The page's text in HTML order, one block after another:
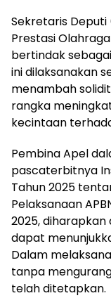
Sekretaris Deputi
Prestasi
bertindak
ini dilaksanakan
menambah
rangka
kecintaan
Pembina Apel
pascaterbitnya
Tahun 2025
Pelaksanaan
2025,
dapat
Dalam
tanpa
telah ditetapkan.